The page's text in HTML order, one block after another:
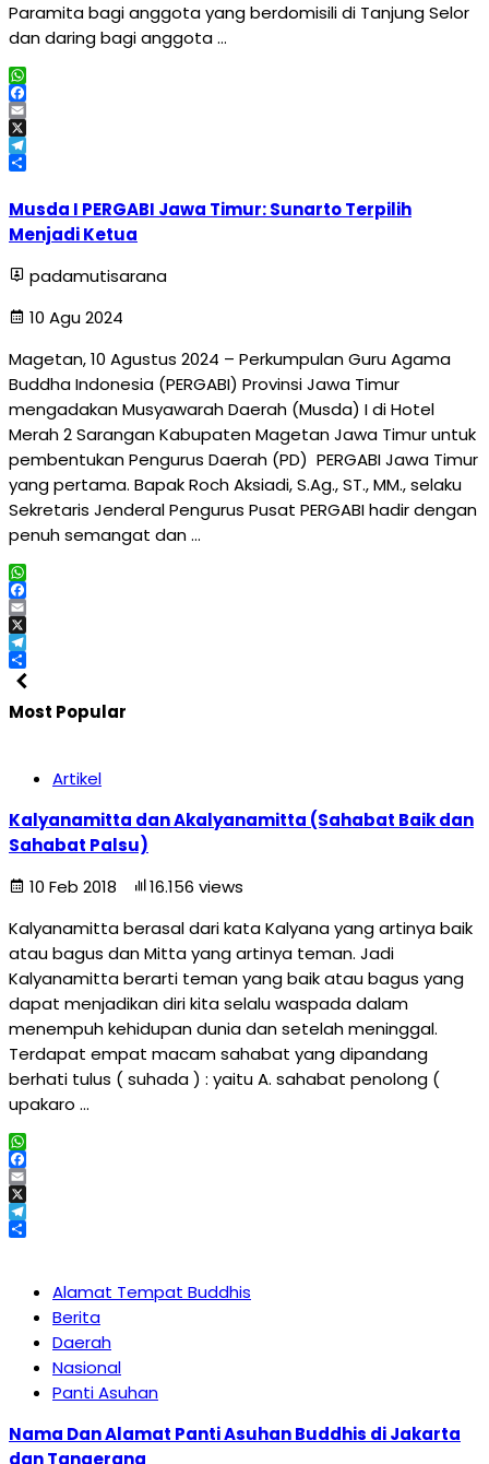
Paramita bagi anggota yang berdomisili di Tanjung Selor
dan daring bagi anggota …
WhatsApp
Facebook
Email
X
Telegram
Musda I PERGABI Jawa Timur: Sunarto Terpilih
Menjadi Ketua
padamutisarana
10 Agu 2024
Magetan, 10 Agustus 2024 – Perkumpulan Guru Agama
Buddha Indonesia (PERGABI) Provinsi Jawa Timur
mengadakan Musyawarah Daerah (Musda) I di Hotel
Merah 2 Sarangan Kabupaten Magetan Jawa Timur untuk
pembentukan Pengurus Daerah (PD) PERGABI Jawa Timur
yang pertama. Bapak Roch Aksiadi, S.Ag., ST., MM., selaku
Sekretaris Jenderal Pengurus Pusat PERGABI hadir dengan
penuh semangat dan …
WhatsApp
Facebook
Email
X
Telegram
Share
Most Popular
Artikel
Kalyanamitta dan Akalyanamitta (Sahabat Baik dan
Sahabat Palsu)
10 Feb 2018
16.156 views
Kalyanamitta berasal dari kata Kalyana yang artinya baik
atau bagus dan Mitta yang artinya teman. Jadi
Kalyanamitta berarti teman yang baik atau bagus yang
dapat menjadikan diri kita selalu waspada dalam
menempuh kehidupan dunia dan setelah meninggal.
Terdapat empat macam sahabat yang dipandang
berhati tulus ( suhada ) : yaitu A. sahabat penolong (
upakaro …
WhatsApp
Facebook
Email
X
Telegram
Alamat Tempat Buddhis
Berita
Daerah
Nasional
Panti Asuhan
Nama Dan Alamat Panti Asuhan Buddhis di Jakarta
dan Tangerang